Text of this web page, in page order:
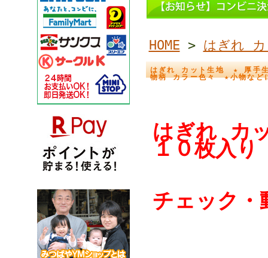
HOME > はぎれ
はぎれ カット生地 ★ 厚
物柄 カラー色々 ★小物
はぎれ
１０枚入り
チェック